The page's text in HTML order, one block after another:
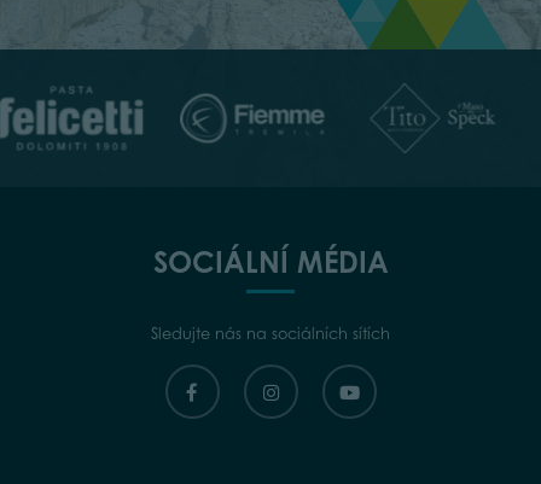
SOCIÁLNÍ MÉDIA
Sledujte nás na sociálních sítích